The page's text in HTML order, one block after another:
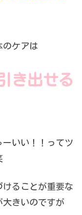
のケアは
き出せる
いい！！ってツ
ることが重要な
きいのですが